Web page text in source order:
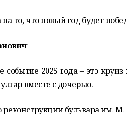
то, что новый год будет
:
событие 2025 года – это
вместе с дочерью.
реконструкции бульвара им.